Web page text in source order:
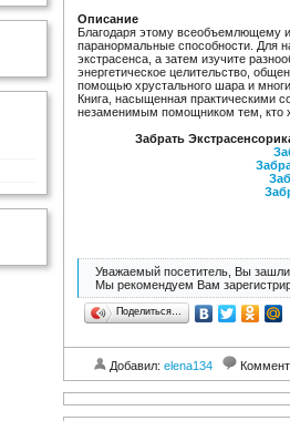
Описание
Благодаря этому всеобъемлющему
паранормальные способности. Для
экстрасенса, а затем изучите
энергетическое целительство,
помощью хрустального шара и
Книга, насыщенная практическими
незаменимым помощником тем, кто
Забрать
Уважаемый посетитель, Вы зашли
Мы рекомендуем Вам
Поделиться…
Добавил: elena134